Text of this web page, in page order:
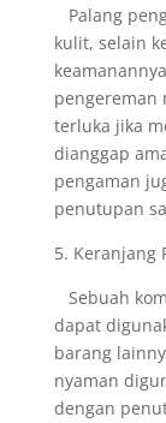
Palang
kulit, selain
pengereman
terluka jika
dianggap
pengaman
penutupan
5. Keranjang
Sebuah
dapat
barang
nyaman
dengan